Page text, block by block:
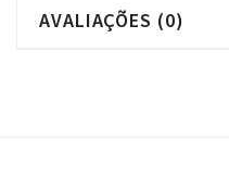
AVALIAÇÕES (0)